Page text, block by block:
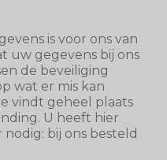
is voor ons van
uw gegevens bij ons
de beveiliging
wat er mis kan
vindt geheel plaats
U heeft hier
bij ons besteld